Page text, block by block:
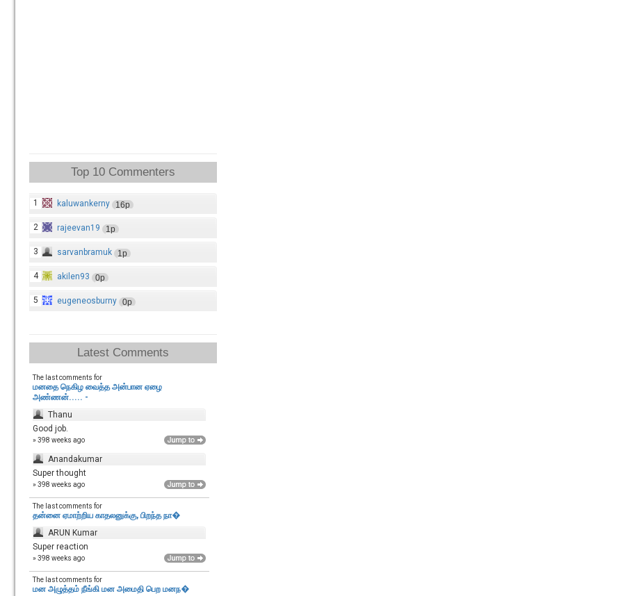
Top 10 Commenters
1 kaluwankerny 16p
2 rajeevan19 1p
3 sarvanbramuk 1p
4 akilen93 0p
5 eugeneosburny 0p
Latest Comments
The last comments for
மனதை நெகிழ வைத்த அன்பான ஏழை
அண்ணன்..... -
Thanu
Good job.
» 398 weeks ago
Anandakumar
Super thought
» 398 weeks ago
The last comments for
தன்னை ஏமாற்றிய காதலனுக்கு, பிறந்த நா�
ARUN Kumar
Super reaction
» 398 weeks ago
The last comments for
மன அழுத்தம் நீங்கி மன அமைதி பெற‌ மனந�